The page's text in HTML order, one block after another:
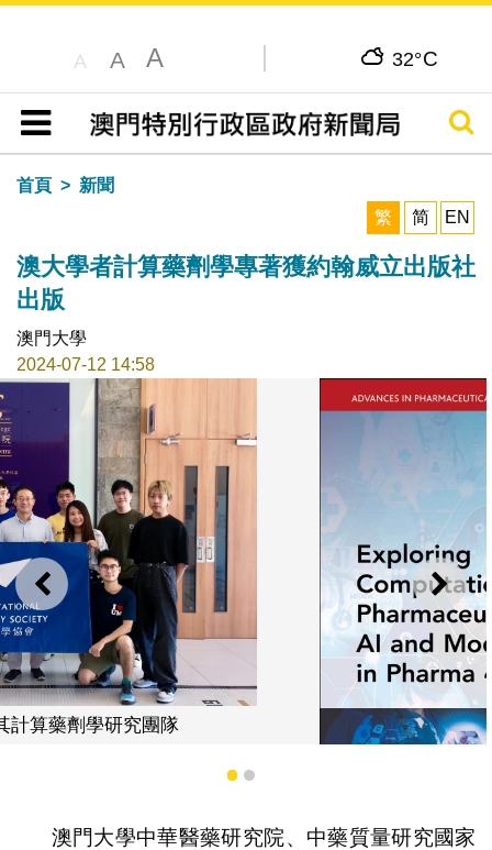
A A A 32°C
目錄
搜尋
首頁
新聞
繁
简 EN
澳大學者計算藥劑學專著獲約翰威立出版社
出版
澳門大學
2024-07-12 14:58
上一則 下一
1 2
澳門大學中華醫藥研究院、中藥質量研究國家